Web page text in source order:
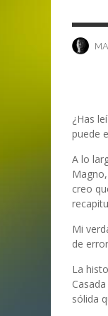
LIV
EN
¿Has
puede
A lo
creo
Mi
de
La
sólida